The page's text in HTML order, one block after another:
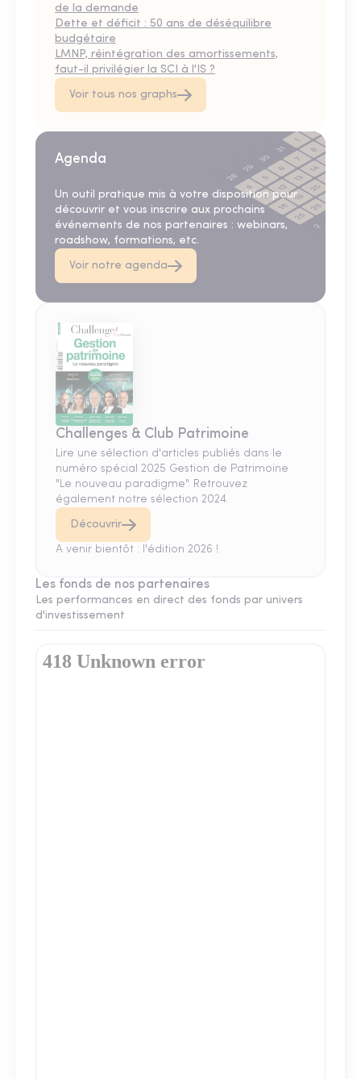
de la demande
Dette et déficit : 50 ans de déséquilibre
budgétaire
LMNP, réintégration des amortissements,
faut-il privilégier la SCI à l'IS ?
Voir tous nos graphs
Agenda
Un outil pratique mis à votre disposition pour
découvrir et vous inscrire aux prochains
événements de nos partenaires : webinars,
roadshow, formations, etc.
Voir notre agenda
Challenges & Club Patrimoine
Lire une sélection d'articles publiés dans le
numéro spécial 2025 Gestion de Patrimoine
"Le nouveau paradigme". Retrouvez
également notre sélection 2024.
Découvrir
A venir bientôt : l'édition 2026 !
Les fonds de nos partenaires
Les performances en direct des fonds par univers
d'investissement